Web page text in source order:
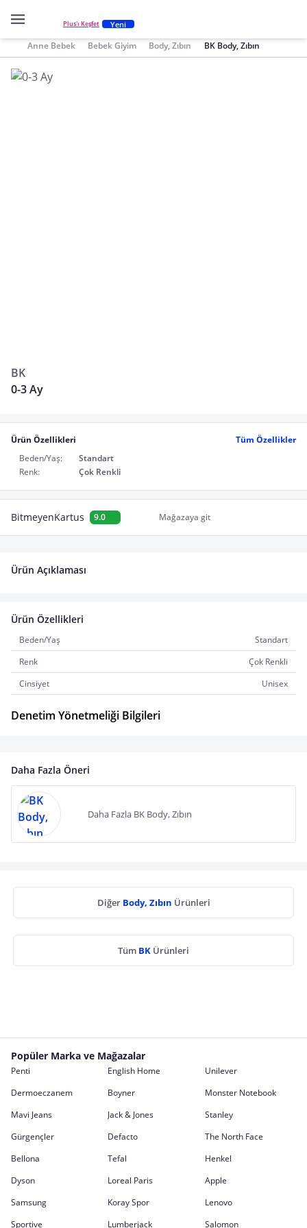
Plus'ı Keşfet Yeni
Anne Bebek Bebek Giyim Body, Zıbın BK Body, Zıbın
BK
0-3 Ay
Ürün Özellikleri
Tüm Özellikler
Beden/Yaş:
Standart
Renk:
Çok Renkli
BitmeyenKartus 9.0 Mağazaya git
Ürün Açıklaması
Ürün Özellikleri
Beden/Yaş
Standart
Renk
Çok Renkli
Cinsiyet
Unisex
Denetim Yönetmeliği Bilgileri
Daha Fazla Öneri
Daha Fazla BK Body, Zıbın
Diğer Body, Zıbın Ürünleri
Tüm BK Ürünleri
Popüler Marka ve Mağazalar
Penti English Home
Unilever
Dermoeczanem
Boyner
Monster Notebook
Mavi Jeans
Jack & Jones
Stanley
Gürgençler
Defacto
The North Face
Bellona
Tefal
Henkel
Dyson
Loreal Paris
Apple
Samsung
Koray Spor
Lenovo
Sportive
Lumberjack Salomon